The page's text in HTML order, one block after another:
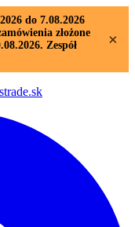
do 7.08.2026
złożone
Zespół
×